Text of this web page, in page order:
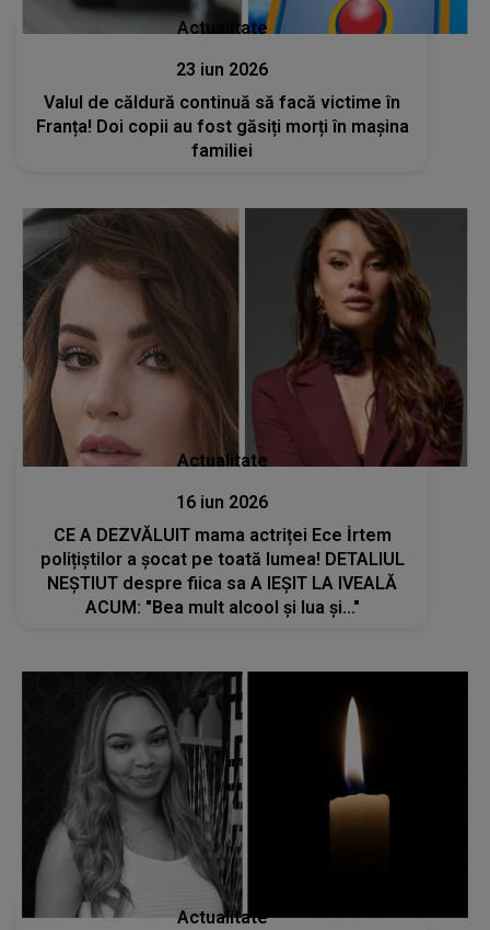
Actualitate
23 iun 2026
Valul de căldură continuă să facă victime în
Franța! Doi copii au fost găsiți morți în mașina
familiei
Actualitate
16 iun 2026
CE A DEZVĂLUIT mama actriței Ece İrtem
polițiștilor a șocat pe toată lumea! DETALIUL
NEȘTIUT despre fiica sa A IEȘIT LA IVEALĂ
ACUM: "Bea mult alcool și lua și..."
Actualitate